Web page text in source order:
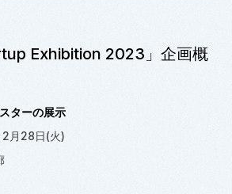
Exhibition 2023」企画概
ターの展示
2月28日(火)